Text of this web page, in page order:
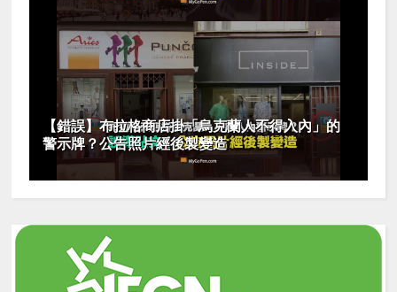
【錯誤】布拉格商店掛「烏克蘭人不得入內」的
警示牌？公告照片經後製變造